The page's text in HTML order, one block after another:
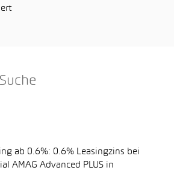
ab 0.6%: 0.6% Leasingzins bei
AMAG Advanced PLUS in